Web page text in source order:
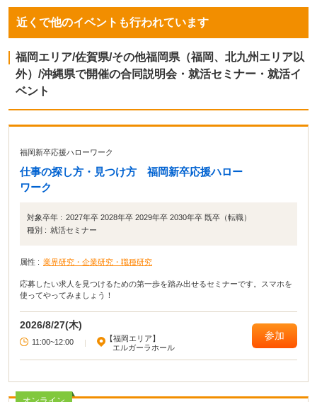
近くで他のイベントも行われています
福岡エリア/佐賀県/その他福岡県（福岡、北九州エリア以
外）/沖縄県で開催の合同説明会・就活セミナー・就活イ
ベント
福岡新卒応援ハローワーク
仕事の探し方・見つけ方 福岡新卒応援ハロー
ワーク
対象卒年 : 2027年卒 2028年卒 2029年卒 2030年卒 既卒（転職）
種別 : 就活セミナー
属性 : 業界研究・企業研究・職種研究
応募したい求人を見つけるための第一歩を踏み出せるセミナーです。スマホを
使ってやってみましょう！
2026/8/27(木)
11:00~12:00 |
【福岡エリア】
エルガーラホール
参加